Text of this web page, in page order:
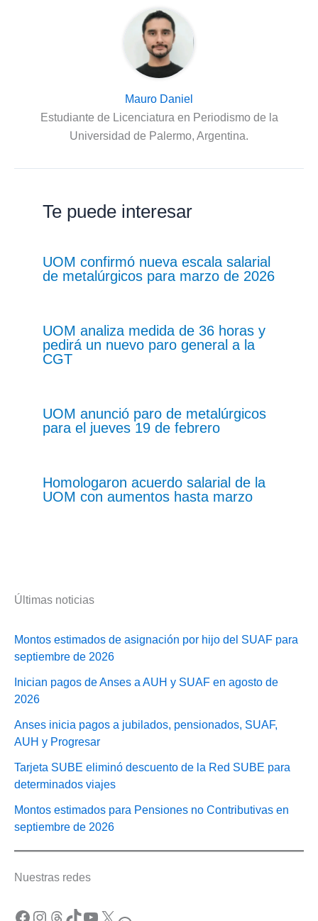
Mauro Daniel
Estudiante de Licenciatura en Periodismo de la
Universidad de Palermo, Argentina.
Te puede interesar
UOM confirmó nueva escala salarial
de metalúrgicos para marzo de 2026
UOM analiza medida de 36 horas y
pedirá un nuevo paro general a la
CGT
UOM anunció paro de metalúrgicos
para el jueves 19 de febrero
Homologaron acuerdo salarial de la
UOM con aumentos hasta marzo
Últimas noticias
Montos estimados de asignación por hijo del SUAF para
septiembre de 2026
Inician pagos de Anses a AUH y SUAF en agosto de
2026
Anses inicia pagos a jubilados, pensionados, SUAF,
AUH y Progresar
Tarjeta SUBE eliminó descuento de la Red SUBE para
determinados viajes
Montos estimados para Pensiones no Contributivas en
septiembre de 2026
Nuestras redes
Facebook Instagram Threads TikTok YouTube X